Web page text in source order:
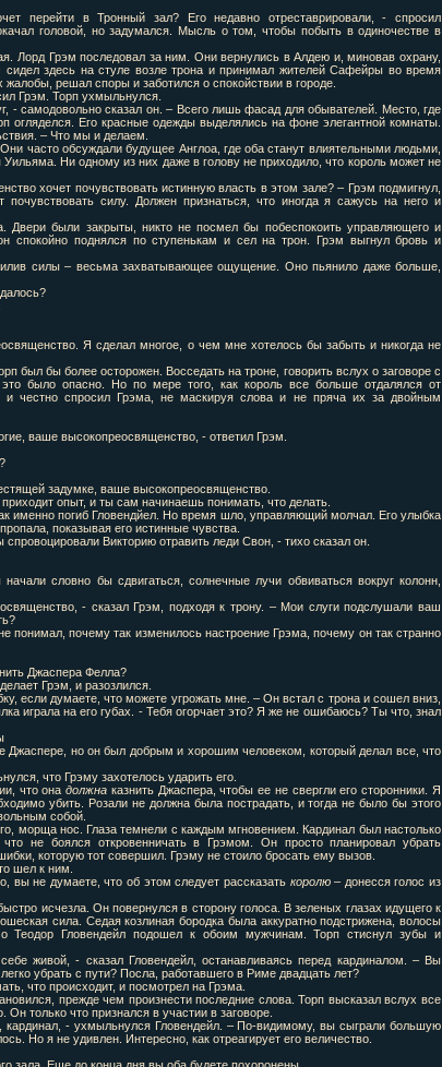
перейти в Тронный зал? Его недавно отреставрировали, - спросил
головой, но задумался. Мысль о том, чтобы побыть в одиночестве в
Лорд Грэм последовал за ним. Они вернулись в Алдею и, миновав охрану,
здесь на стуле возле трона и принимал жителей Сафейры во время
решал споры и заботился о спокойствии в городе.
Грэм. Торп ухмыльнулся.
- самодовольно сказал он. – Всего лишь фасад для обывателей. Место, где
огляделся. Его красные одежды выделялись на фоне элегантной комнаты.
– Что мы и делаем.
часто обсуждали будущее Англоа, где оба станут влиятельными людьми,
Уильяма. Ни одному из них даже в голову не приходило, что король может не
хочет почувствовать истинную власть в этом зале? – Грэм подмигнул,
силу. Должен признаться, что иногда я сажусь на него и
Двери были закрыты, никто не посмел бы побеспокоить управляющего и
спокойно поднялся по ступенькам и сел на трон. Грэм выгнул бровь и
силы – весьма захватывающее ощущение. Оно пьянило даже больше,
Я сделал многое, о чем мне хотелось бы забыть и никогда не
был бы более осторожен. Восседать на троне, говорить вслух о заговоре с
было опасно. Но по мере того, как король все больше отдалялся от
честно спросил Грэма, не маскируя слова и не пряча их за двойным
ваше высокопреосвященство, - ответил Грэм.
задумке, ваше высокопреосвященство.
опыт, и ты сам начинаешь понимать, что делать.
именно погиб Гловендйел. Но время шло, управляющий молчал. Его улыбка
показывая его истинные чувства.
Викторию отравить леди Свон, - тихо сказал он.
словно бы сдвигаться, солнечные лучи обвиваться вокруг колонн,
- сказал Грэм, подходя к трону. – Мои слуги подслушали ваш
понимал, почему так изменилось настроение Грэма, почему он так странно
Джаспера Фелла?
Грэм, и разозлился.
если думаете, что можете угрожать мне. – Он встал с трона и сошел вниз,
играла на его губах. - Тебя огорчает это? Я же не ошибаюсь? Ты что, знал
Джаспере, но он был добрым и хорошим человеком, который делал все, что
что Грэму захотелось ударить его.
что онадолжна казнить Джаспера, чтобы ее не свергли его сторонники. Я
убить. Розали не должна была пострадать, и тогда не было бы этого
собой.
морща нос. Глаза темнели с каждым мгновением. Кардинал был настолько
не боялся откровенничать в Грэмом. Он просто планировал убрать
которую тот совершил. Грэму не стоило бросать ему вызов.
шел к ним.
вы не думаете, что об этом следует рассказать королю– донесся голос из
исчезла. Он повернулся в сторону голоса. В зеленых глазах идущего к
сила. Седая козлиная бородка была аккуратно подстрижена, волосы
Теодор Гловендейл подошел к обоим мужчинам. Торп стиснул зубы и
живой, - сказал Гловендейл, останавливаясь перед кардиналом. – Вы
убрать с пути? Посла, работавшего в Риме двадцать лет?
что происходит, и посмотрел на Грэма.
прежде чем произнести последние слова. Торп высказал вслух все
только что признался в участии в заговоре.
кардинал, - ухмыльнулся Гловендейл. – По-видимому, вы сыграли большую
Но я не удивлен. Интересно, как отреагирует его величество.